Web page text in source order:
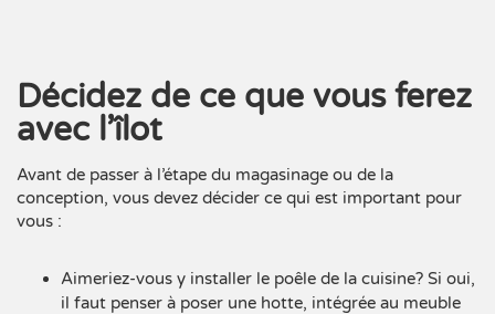
Décidez de ce que vous ferez
avec l’îlot
Avant de passer à l’étape du magasinage ou de la
conception, vous devez décider ce qui est important pour
vous :
Aimeriez-vous y installer le poêle de la cuisine? Si oui,
il faut penser à poser une hotte, intégrée au meuble